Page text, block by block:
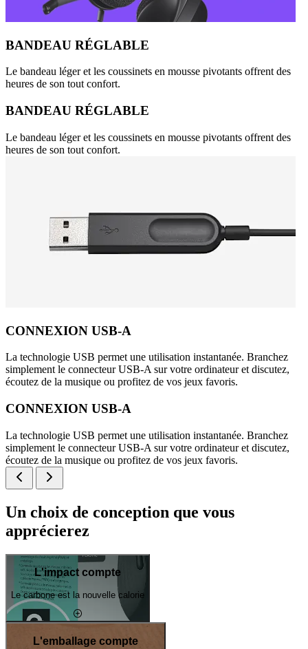
BANDEAU RÉGLABLE
Le bandeau léger et les coussinets en mousse pivotants offrent des
heures de son tout confort.
BANDEAU RÉGLABLE
Le bandeau léger et les coussinets en mousse pivotants offrent des
heures de son tout confort.
CONNEXION USB-A
La technologie USB permet une utilisation instantanée. Branchez
simplement le connecteur USB-A sur votre ordinateur et discutez,
écoutez de la musique ou profitez de vos jeux favoris.
CONNEXION USB-A
La technologie USB permet une utilisation instantanée. Branchez
simplement le connecteur USB-A sur votre ordinateur et discutez,
écoutez de la musique ou profitez de vos jeux favoris.
Un choix de conception que vous
apprécierez
L'impact compte
Le carbone est la nouvelle calorie
L'emballage compte